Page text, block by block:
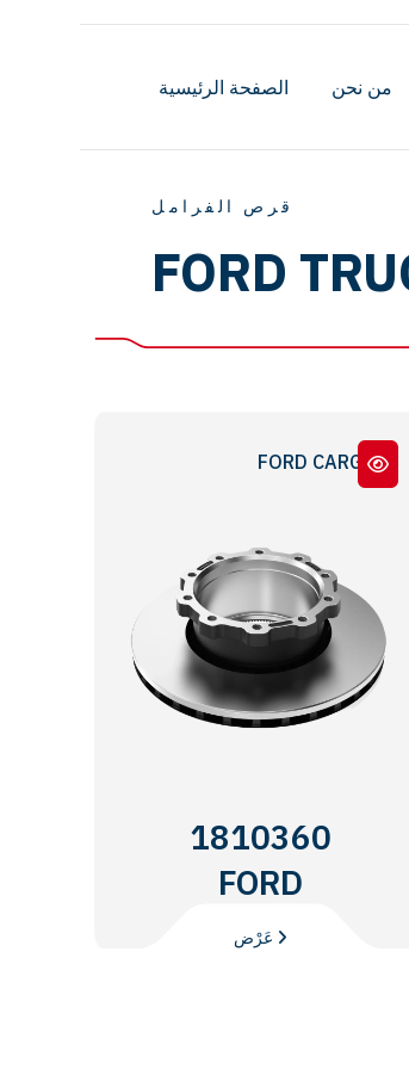
الصفحة الرئيسية من نحن
قرص الفرامل
FORD
FORD CARGO
1810360
FORD
TRUCKS